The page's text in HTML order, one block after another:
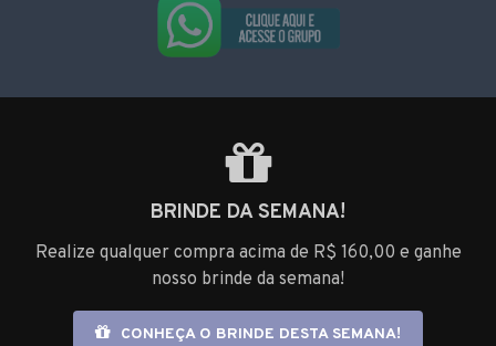
BRINDE DA SEMANA!
Realize qualquer compra acima de R$ 160,00 e ganhe
nosso brinde da semana!
CONHEÇA O BRINDE DESTA SEMANA!